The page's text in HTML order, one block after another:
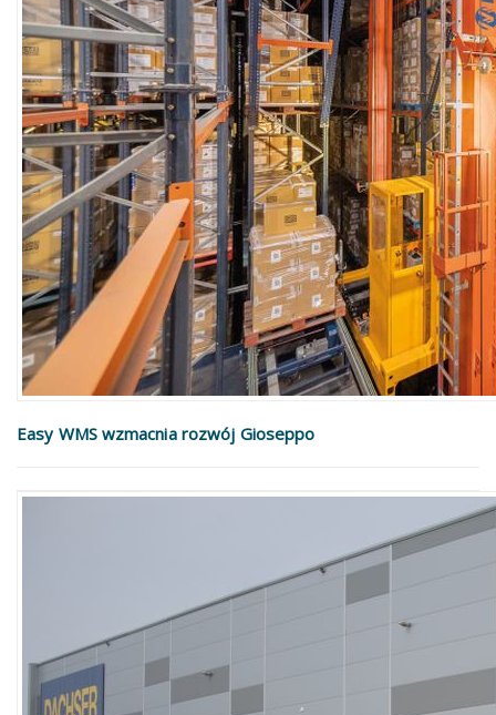
Easy WMS wzmacnia rozwój Gioseppo